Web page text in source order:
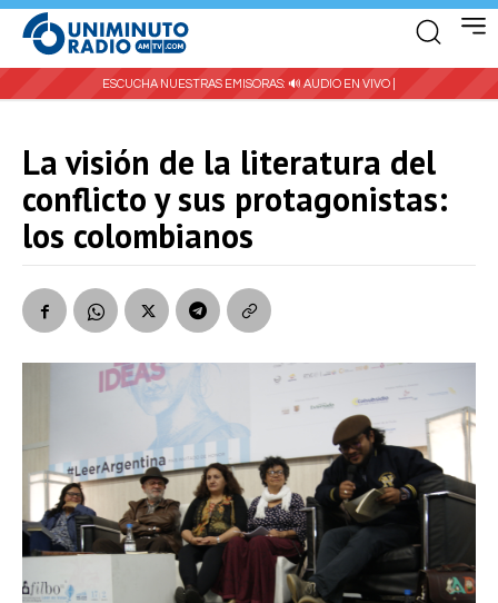
ESCUCHA NUESTRAS EMISORAS: 🔊 AUDIO EN VIVO |
La visión de la literatura del
conflicto y sus protagonistas:
los colombianos